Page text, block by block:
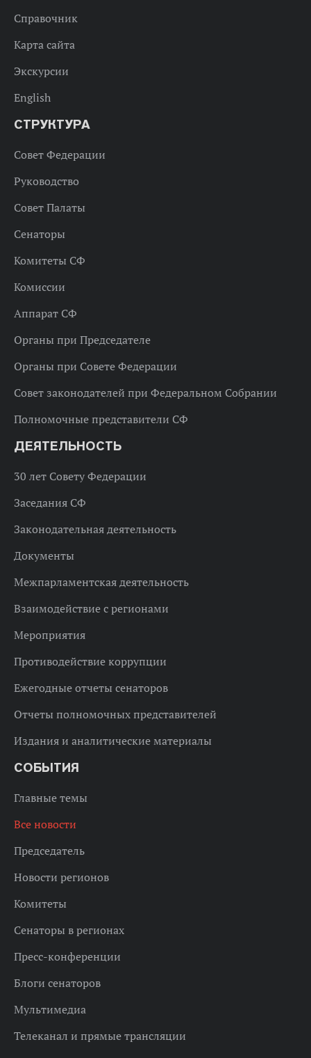
Справочник
Карта сайта
Экскурсии
English
СТРУКТУРА
Совет Федерации
Руководство
Совет Палаты
Сенаторы
Комитеты СФ
Комиссии
Аппарат СФ
Органы при Председателе
Органы при Совете Федерации
Совет законодателей при Федеральном Собрании
Полномочные представители СФ
ДЕЯТЕЛЬНОСТЬ
30 лет Совету Федерации
Заседания СФ
Законодательная деятельность
Документы
Межпарламентская деятельность
Взаимодействие с регионами
Мероприятия
Противодействие коррупции
Ежегодные отчеты сенаторов
Отчеты полномочных представителей
Издания и аналитические материалы
СОБЫТИЯ
Главные темы
Все новости
Председатель
Новости регионов
Комитеты
Сенаторы в регионах
Пресс-конференции
Блоги сенаторов
Мультимедиа
Телеканал и прямые трансляции